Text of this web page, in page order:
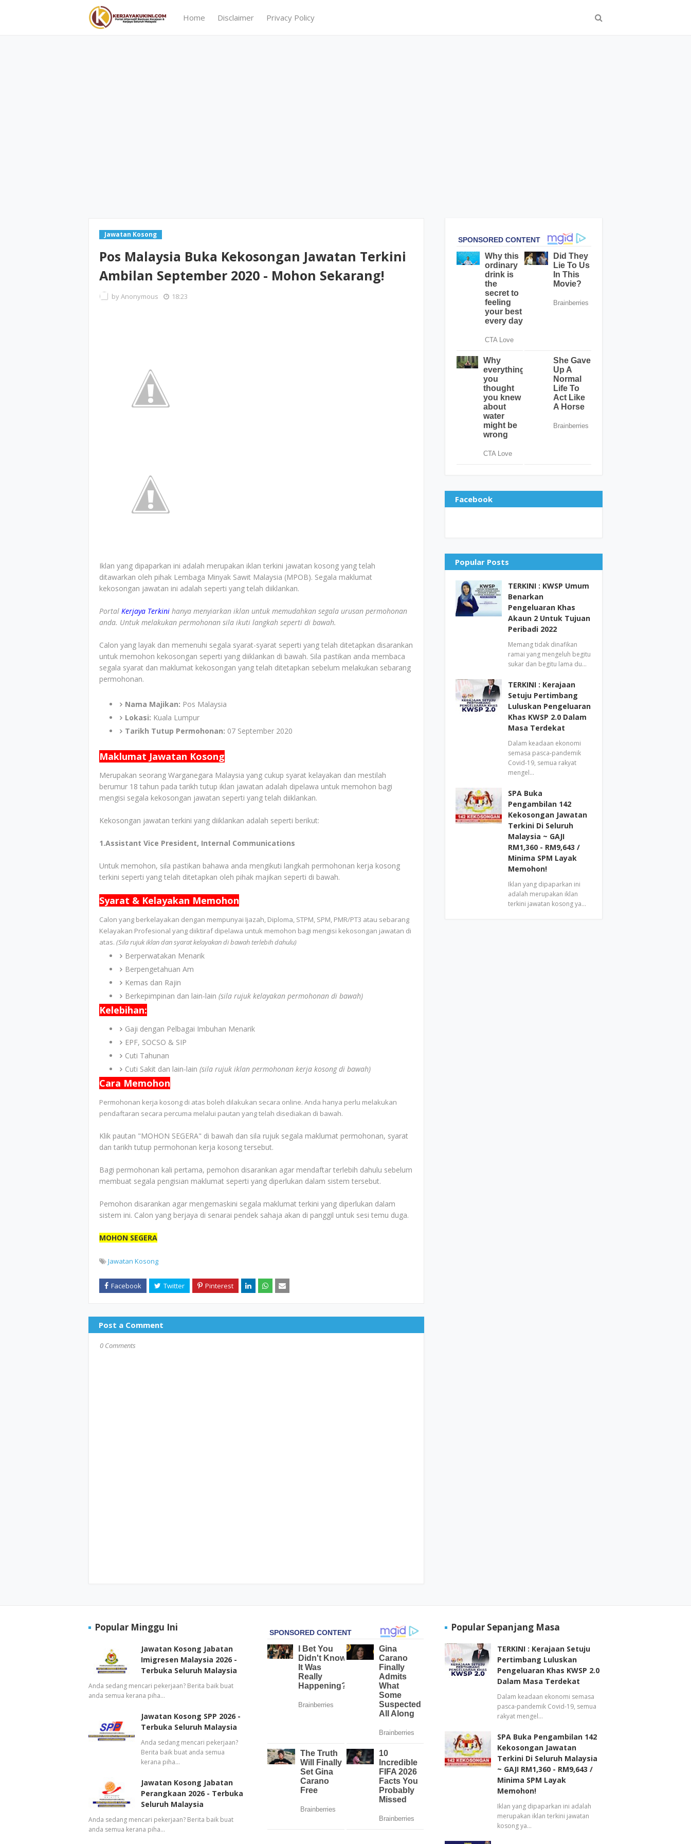
Home Disclaimer Privacy Policy
Jawatan Kosong
Pos Malaysia Buka Kekosongan Jawatan Terkini
Ambilan September 2020 - Mohon Sekarang!
byAnonymous 18:23
Iklan yang dipaparkan ini adalah merupakan iklan terkini jawatan kosong yang telah
ditawarkan oleh pihak Lembaga Minyak Sawit Malaysia (MPOB). Segala maklumat
kekosongan jawatan ini adalah seperti yang telah diiklankan.
Portal Kerjaya Terkini hanya menyiarkan iklan untuk memudahkan segala urusan permohonan
anda. Untuk melakukan permohonan sila ikuti langkah seperti di bawah.
Calon yang layak dan memenuhi segala syarat-syarat seperti yang telah ditetapkan disarankan
untuk memohon kekosongan seperti yang diiklankan di bawah. Sila pastikan anda membaca
segala syarat dan maklumat kekosongan yang telah ditetapkan sebelum melakukan sebarang
permohonan.
Nama Majikan: Pos Malaysia
Lokasi: Kuala Lumpur
Tarikh Tutup Permohonan: 07 September 2020
Maklumat Jawatan Kosong
Merupakan seorang Warganegara Malaysia yang cukup syarat kelayakan dan mestilah
berumur 18 tahun pada tarikh tutup iklan jawatan adalah dipelawa untuk memohon bagi
mengisi segala kekosongan jawatan seperti yang telah diiklankan.
Kekosongan jawatan terkini yang diiklankan adalah seperti berikut:
1.Assistant Vice President, Internal Communications
Untuk memohon, sila pastikan bahawa anda mengikuti langkah permohonan kerja kosong
terkini seperti yang telah ditetapkan oleh pihak majikan seperti di bawah.
Syarat & Kelayakan Memohon
Calon yang berkelayakan dengan mempunyai Ijazah, Diploma, STPM, SPM, PMR/PT3 atau sebarang
Kelayakan Profesional yang diiktiraf dipelawa untuk memohon bagi mengisi kekosongan jawatan di
atas. (Sila rujuk iklan dan syarat kelayakan di bawah terlebih dahulu)
Berperwatakan Menarik
Berpengetahuan Am
Kemas dan Rajin
Berkepimpinan dan lain-lain (sila rujuk kelayakan permohonan di bawah)
Kelebihan:
Gaji dengan Pelbagai Imbuhan Menarik
EPF, SOCSO & SIP
Cuti Tahunan
Cuti Sakit dan lain-lain (sila rujuk iklan permohonan kerja kosong di bawah)
Cara Memohon
Permohonan kerja kosong di atas boleh dilakukan secara online. Anda hanya perlu melakukan
pendaftaran secara percuma melalui pautan yang telah disediakan di bawah.
Klik pautan "MOHON SEGERA" di bawah dan sila rujuk segala maklumat permohonan, syarat
dan tarikh tutup permohonan kerja kosong tersebut.
Bagi permohonan kali pertama, pemohon disarankan agar mendaftar terlebih dahulu sebelum
membuat segala pengisian maklumat seperti yang diperlukan dalam sistem tersebut.
Pemohon disarankan agar mengemaskini segala maklumat terkini yang diperlukan dalam
sistem ini. Calon yang berjaya di senarai pendek sahaja akan di panggil untuk sesi temu duga.
MOHON SEGERA
Jawatan Kosong
Post a Comment
0 Comments
Facebook
Popular Posts
TERKINI : KWSP Umum
Benarkan
Pengeluaran Khas
Akaun 2 Untuk Tujuan
Peribadi 2022
Memang tidak dinafikan
ramai yang mengeluh begitu
sukar dan begitu lama du…
TERKINI : Kerajaan
Setuju Pertimbang
Luluskan Pengeluaran
Khas KWSP 2.0 Dalam
Masa Terdekat
Dalam keadaan ekonomi
semasa pasca-pandemik
Covid-19, semua rakyat
mengel…
SPA Buka
Pengambilan 142
Kekosongan Jawatan
Terkini Di Seluruh
Malaysia ~ GAJI
RM1,360 - RM9,643 /
Minima SPM Layak
Memohon!
Iklan yang dipaparkan ini
adalah merupakan iklan
terkini jawatan kosong ya…
Popular Minggu Ini
Jawatan Kosong Jabatan
Imigresen Malaysia 2026 -
Terbuka Seluruh Malaysia
Anda sedang mencari pekerjaan? Berita baik buat
anda semua kerana piha…
Jawatan Kosong SPP 2026 -
Terbuka Seluruh Malaysia
Anda sedang mencari pekerjaan?
Berita baik buat anda semua
kerana piha…
Jawatan Kosong Jabatan
Perangkaan 2026 - Terbuka
Seluruh Malaysia
Anda sedang mencari pekerjaan? Berita baik buat
anda semua kerana piha…
Popular Sepanjang Masa
TERKINI : Kerajaan Setuju
Pertimbang Luluskan
Pengeluaran Khas KWSP 2.0
Dalam Masa Terdekat
Dalam keadaan ekonomi semasa
pasca-pandemik Covid-19, semua
rakyat mengel…
SPA Buka Pengambilan 142
Kekosongan Jawatan
Terkini Di Seluruh Malaysia
~ GAJI RM1,360 - RM9,643 /
Minima SPM Layak
Memohon!
Iklan yang dipaparkan ini adalah
merupakan iklan terkini jawatan
kosong ya…